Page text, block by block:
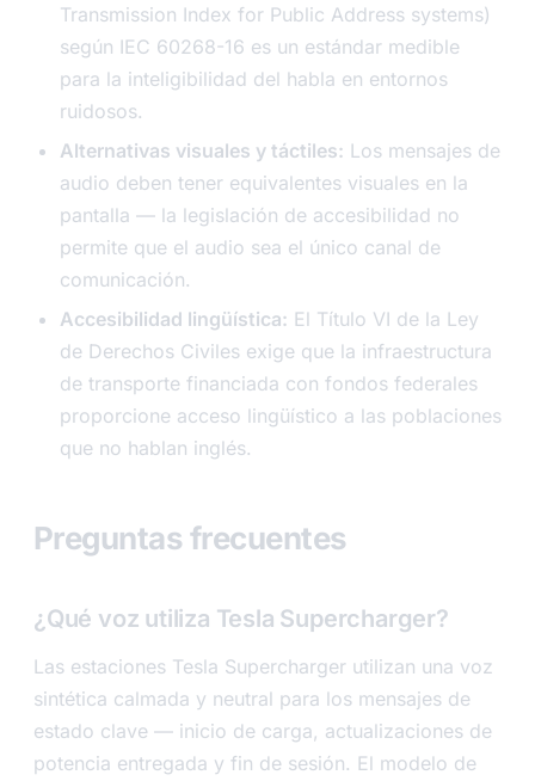
Transmission Index for Public Address systems)
según IEC 60268-16 es un estándar medible
para la inteligibilidad del habla en entornos
ruidosos.
Alternativas visuales y táctiles: Los mensajes de
audio deben tener equivalentes visuales en la
pantalla — la legislación de accesibilidad no
permite que el audio sea el único canal de
comunicación.
Accesibilidad lingüística: El Título VI de la Ley
de Derechos Civiles exige que la infraestructura
de transporte financiada con fondos federales
proporcione acceso lingüístico a las poblaciones
que no hablan inglés.
Preguntas frecuentes
¿Qué voz utiliza Tesla Supercharger?
Las estaciones Tesla Supercharger utilizan una voz
sintética calmada y neutral para los mensajes de
estado clave — inicio de carga, actualizaciones de
potencia entregada y fin de sesión. El modelo de